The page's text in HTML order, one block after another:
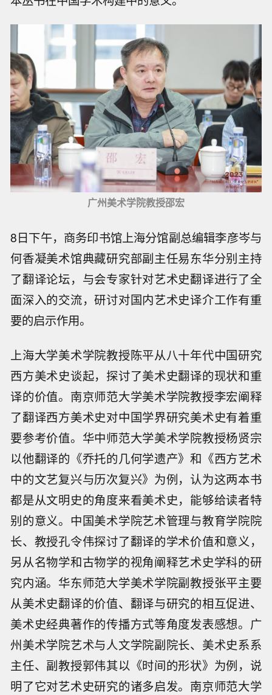
广州美术学院教授邵宏
8日下午，商务印书馆上海分馆副总编辑李彦岑与
何香凝美术馆典藏研究部副主任易东华分别主持
了翻译论坛，与会专家针对艺术史翻译进行了全
面深入的交流，研讨对国内艺术史译介工作有重
要的启示作用。
上海大学美术学院教授陈平从八十年代中国研究
西方美术史谈起，探讨了美术史翻译的现状和重
译的价值。南京师范大学美术学院教授李宏阐释
了翻译西方美术史对中国学界研究美术史有着重
要参考价值。华中师范大学美术学院教授杨贤宗
以他翻译的《乔托的几何学遗产》和《西方艺术
中的文艺复兴与历次复兴》为例，认为这两本书
都是从文明史的角度来看美术史，能够给读者特
别的意义。中国美术学院艺术管理与教育学院院
长、教授孔令伟探讨了翻译的学术价值和意义，
另从名物学和古物学的视角阐释艺术史学科的研
究内涵。华东师范大学美术学院副教授张平主要
从美术史翻译的价值、翻译与研究的相互促进、
美术史经典著作的传播方式等角度发表感想。广
州美术学院艺术与人文学院副院长、美术史系系
主任、副教授郭伟其以《时间的形状》为例，说
明了它对艺术史研究的诸多启发。南京师范大学